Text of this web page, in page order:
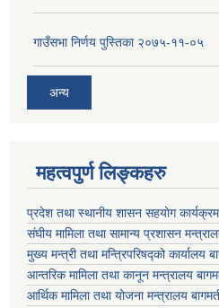
गाउँसभा निर्णय पुस्तिका २०७५-११-०५
अन्य
महत्वपुर्ण लिङ्कहरु
प्रदेश तथा स्थानीय शासन सहयाेग
संघीय मामिला तथा सामान्य प्रशासन
मुख्य मन्त्री तथा मन्त्रिपरिषद्को कार्यालय
आन्तरिक मामिला तथा कानून मन्त्रालय
आर्थिक मामिला तथा योजना मन्त्रालय